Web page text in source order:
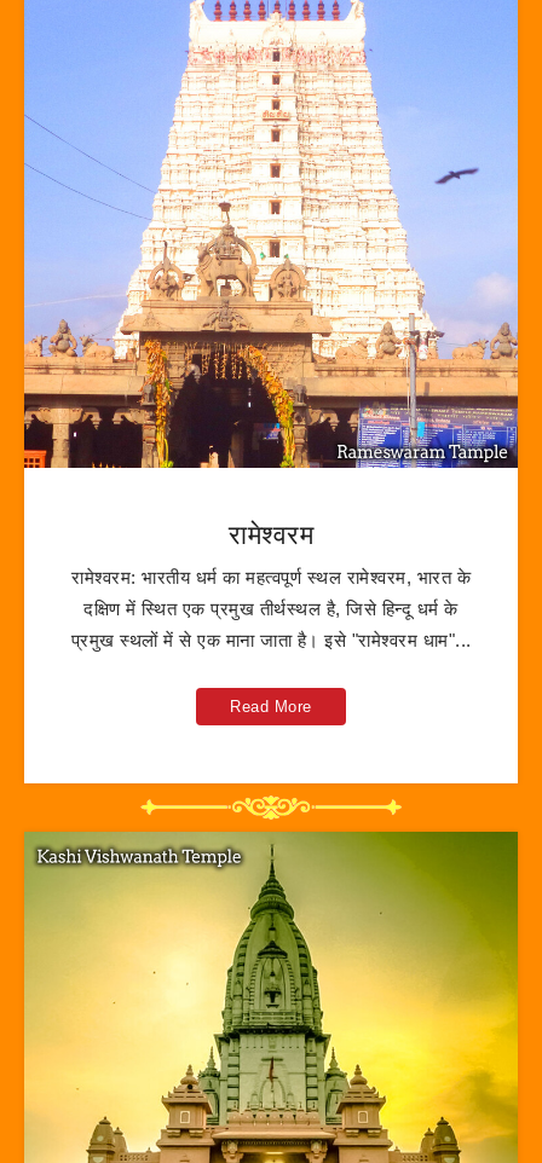
रामेश्वरम
रामेश्वरम: भारतीय धर्म का महत्वपूर्ण स्थल रामेश्वरम, भारत के
दक्षिण में स्थित एक प्रमुख तीर्थस्थल है, जिसे हिन्दू धर्म के
प्रमुख स्थलों में से एक माना जाता है। इसे "रामेश्वरम धाम"...
Read More